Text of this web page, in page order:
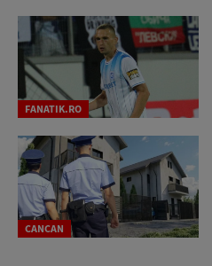
FANATIK.RO
CANCAN